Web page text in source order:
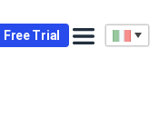
Free Trial